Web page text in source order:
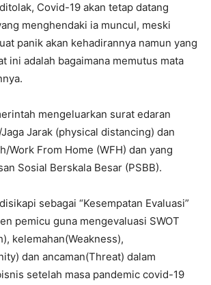
Covid-19 akan tetap datang
menghendaki ia muncul, meski
panik akan kehadirannya namun yang
ini adalah bagaimana memutus mata
mengeluarkan surat edaran
Jarak (physical distancing) dan
Work From Home (WFH) dan yang
Sosial Berskala Besar (PSBB).
sebagai “Kesempatan Evaluasi”
pemicu guna mengevaluasi SWOT
kelemahan(Weakness),
dan ancaman(Threat) dalam
setelah masa pandemic covid-19